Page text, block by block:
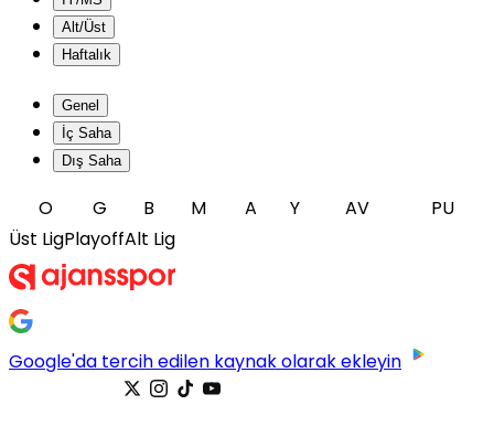
Alt/Üst
Haftalık
Genel
İç Saha
Dış Saha
O G B M A Y AV
PU
Üst LigPlayoffAlt Lig
Google'da tercih edilen kaynak olarak ekleyin